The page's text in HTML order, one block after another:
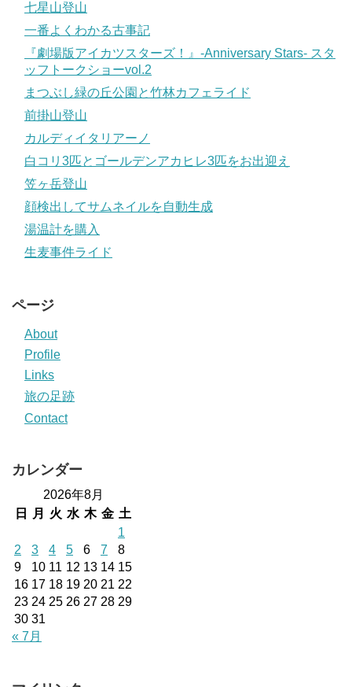
七星山登山
一番よくわかる古事記
『劇場版アイカツスターズ！』-Anniversary Stars- スタ
ッフトークショーvol.2
まつぶし緑の丘公園と竹林カフェライド
前掛山登山
カルディイタリアーノ
白コリ3匹とゴールデンアカヒレ3匹をお出迎え
笠ヶ岳登山
顔検出してサムネイルを自動生成
湯温計を購入
生麦事件ライド
ページ
About
Profile
Links
旅の足跡
Contact
カレンダー
2026年8月
日
月 火 水 木 金 土
1
2
3 4 5 6 7
8
9
10 11 12 13 14 15
16 17 18 19 20 21 22
23 24 25 26 27 28 29
30 31
« 7月